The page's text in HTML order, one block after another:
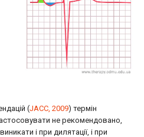
(JACC, 2009) термін
не рекомендовано,
і при дилятації, і при